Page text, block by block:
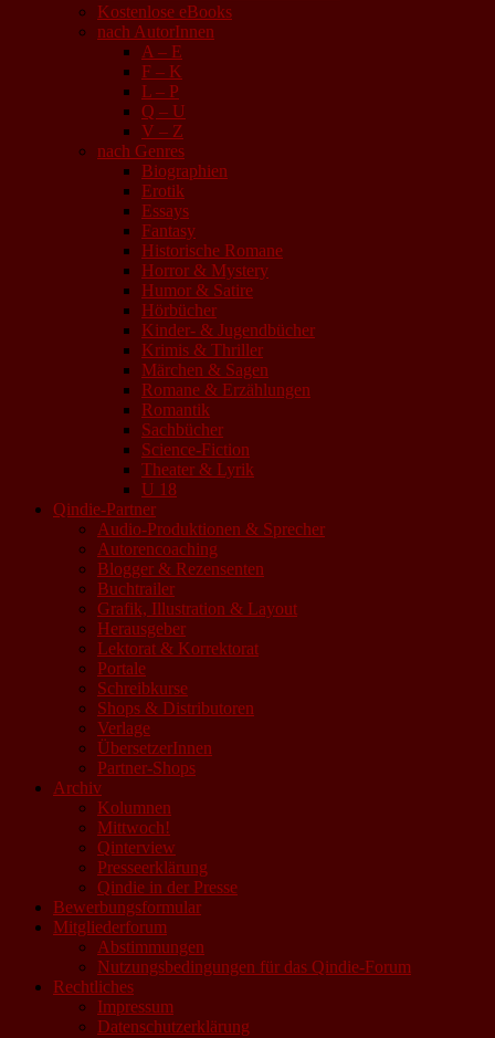
Kostenlose eBooks
nach AutorInnen
A – E
F – K
L – P
Q – U
V – Z
nach Genres
Biographien
Erotik
Essays
Fantasy
Historische Romane
Horror & Mystery
Humor & Satire
Hörbücher
Kinder- & Jugendbücher
Krimis & Thriller
Märchen & Sagen
Romane & Erzählungen
Romantik
Sachbücher
Science-Fiction
Theater & Lyrik
U 18
Qindie-Partner
Audio-Produktionen & Sprecher
Autorencoaching
Blogger & Rezensenten
Buchtrailer
Grafik, Illustration & Layout
Herausgeber
Lektorat & Korrektorat
Portale
Schreibkurse
Shops & Distributoren
Verlage
ÜbersetzerInnen
Partner-Shops
Archiv
Kolumnen
Mittwoch!
Qinterview
Presseerklärung
Qindie in der Presse
Bewerbungsformular
Mitgliederforum
Abstimmungen
Nutzungsbedingungen für das Qindie-Forum
Rechtliches
Impressum
Datenschutzerklärung